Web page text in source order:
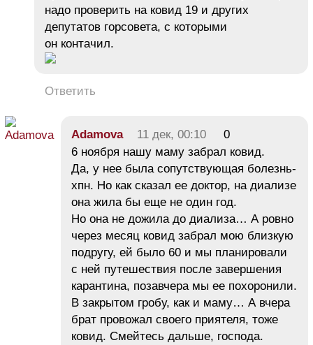
надо проверить на ковид 19 и других
депутатов горсовета, с которыми
он контачил.
Ответить
Adamova 11 дек, 00:10
0
6 ноября нашу маму забрал ковид.
Да, у нее была сопутствующая болезнь-
хпн. Но как сказал ее доктор, на диализе
она жила бы еще не один год.
Но она не дожила до диализа… А ровно
через месяц ковид забрал мою близкую
подругу, ей было 60 и мы планировали
с ней путешествия после завершения
карантина, позавчера мы ее похоронили.
В закрытом гробу, как и маму… А вчера
брат провожал своего приятеля, тоже
ковид. Смейтесь дальше, господа.